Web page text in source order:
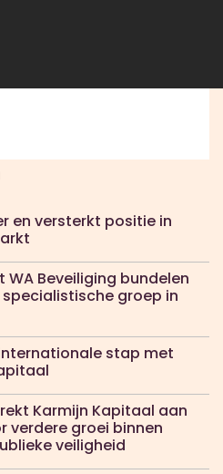
en versterkt positie in
WA Beveiliging bundelen
groep in
stap met
Karmijn Kapitaal aan
verdere groei binnen
veiligheid